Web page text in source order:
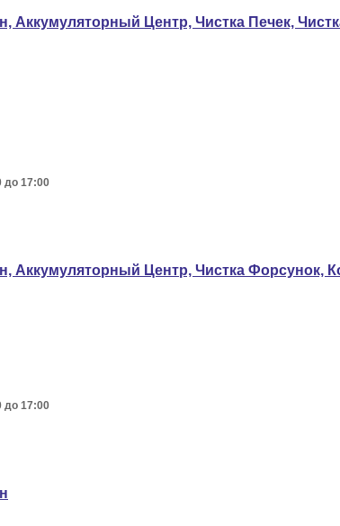
Аккумуляторный Центр, Чистка Печек,
до 17:00
Аккумуляторный Центр, Чистка Форсунок,
до 17:00